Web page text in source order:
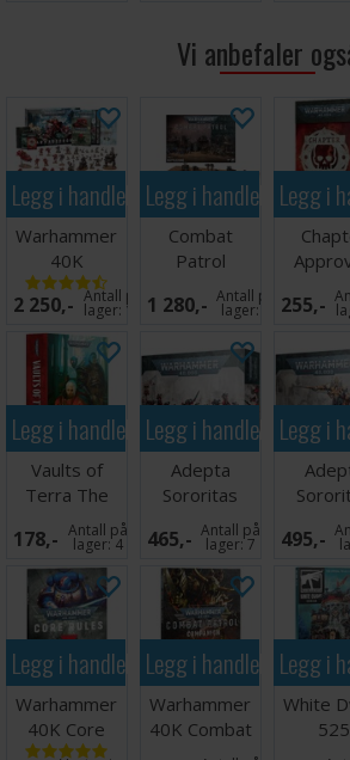
Vi anbefaler
Legg i handlekurven
Warhammer
40K
Armageddon
2 250,- Antall på
lager: 19
Legg i handlekurven
Combat
Patrol
Battlezone
1 280,- Antall på
lager:
Legg i
Mission
255,-
Legg i handlekurven
Vaults of
Terra The
Omnibus
(Paperback)
178,- Antall på
lager:4
Legg i handlekurven
Adepta
Sororitas
Battle Sisters
Squad
465,- Antall på
lager:7
Legg i
495,-
Legg i handlekurven
Warhammer
40K Core
Rules
Legg i handlekurven
Warhammer
40K Combat
Patrol
Legg i
White
525